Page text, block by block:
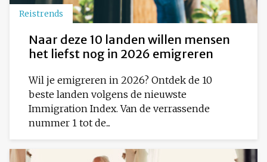
Reistrends
Naar deze 10 landen willen mensen
het liefst nog in 2026 emigreren
Wil je emigreren in 2026? Ontdek de 10
beste landen volgens de nieuwste
Immigration Index. Van de verrassende
nummer 1 tot de...